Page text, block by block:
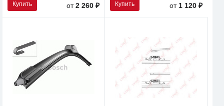
Купить от2 260 ₽ Купить от 1 120 ₽